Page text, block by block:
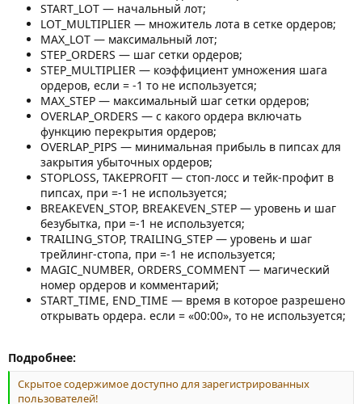
START_LOT — начальный лот;
LOT_MULTIPLIER — множитель лота в сетке ордеров;
MAX_LOT — максимальный лот;
STEP_ORDERS — шаг сетки ордеров;
STEP_MULTIPLIER — коэффициент умножения шага
ордеров, если = -1 то не используется;
MAX_STEP — максимальный шаг сетки ордеров;
OVERLAP_ORDERS — с какого ордера включать
функцию перекрытия ордеров;
OVERLAP_PIPS — минимальная прибыль в пипсах для
закрытия убыточных ордеров;
STOPLOSS, TAKEPROFIT — стоп-лосс и тейк-профит в
пипсах, при =-1 не используется;
BREAKEVEN_STOP, BREAKEVEN_STEP — уровень и шаг
безубытка, при =-1 не используется;
TRAILING_STOP, TRAILING_STEP — уровень и шаг
трейлинг-стопа, при =-1 не используется;
MAGIC_NUMBER, ORDERS_COMMENT — магический
номер ордеров и комментарий;
START_TIME, END_TIME — время в которое разрешено
открывать ордера. если = «00:00», то не используется;
Подробнее:
Скрытое содержимое доступно для зарегистрированных
пользователей!